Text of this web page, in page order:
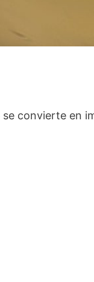
convierte en